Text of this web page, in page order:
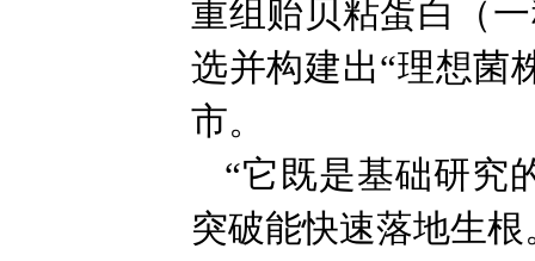
重组贻贝粘蛋白（
选并构建出“理想菌
市。
“它既是基础研究
突破能快速落地生根